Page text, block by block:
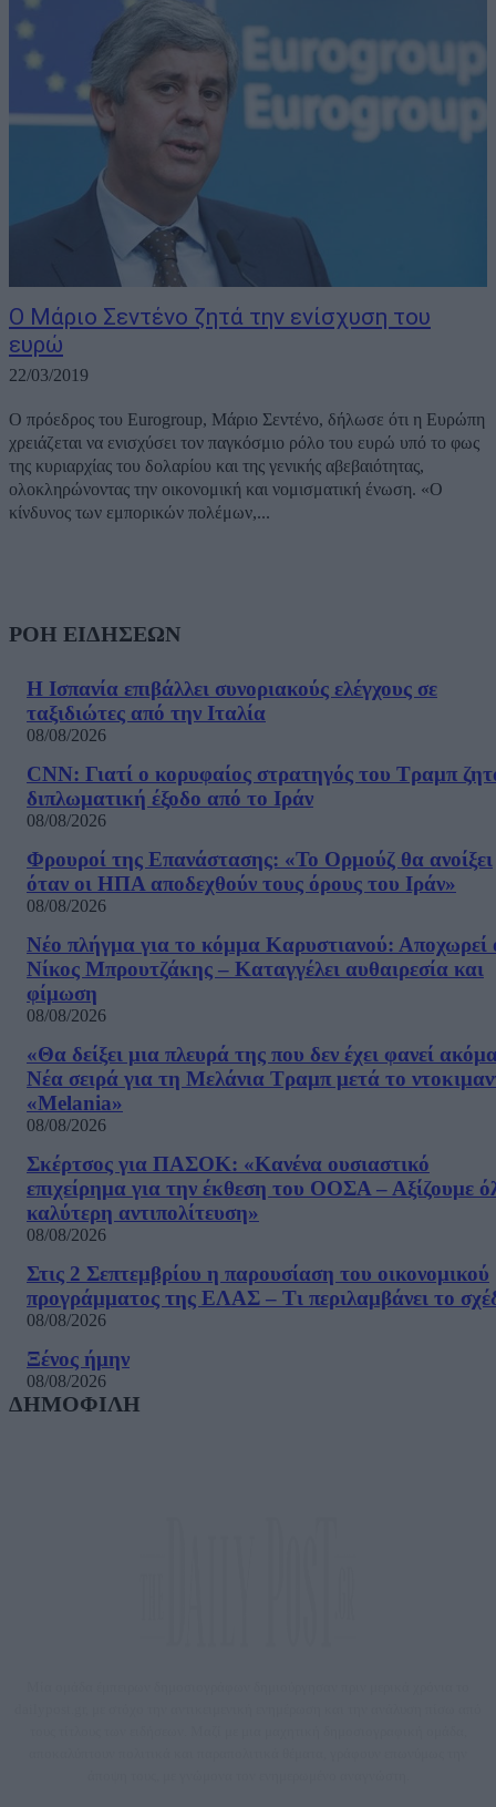
Ο Μάριο Σεντένο ζητά την ενίσχυση του
ευρώ
22/03/2019
O πρόεδρος του Eurogroup, Μάριο Σεντένο, δήλωσε ότι η Ευρώπη
χρειάζεται να ενισχύσει τον παγκόσμιο ρόλο του ευρώ υπό το φως
της κυριαρχίας του δολαρίου και της γενικής αβεβαιότητας,
ολοκληρώνοντας την οικονομική και νομισματική ένωση. «Ο
κίνδυνος των εμπορικών πολέμων,...
ΡΟΗ ΕΙΔΗΣΕΩΝ
Η Ισπανία επιβάλλει συνοριακούς ελέγχους σε
ταξιδιώτες από την Ιταλία
08/08/2026
CNN: Γιατί ο κορυφαίος στρατηγός του Τραμπ
διπλωματική έξοδο από το Ιράν
08/08/2026
Φρουροί της Επανάστασης: «Το Ορμούζ θα ανοίξει
όταν οι ΗΠΑ αποδεχθούν τους όρους του Ιράν»
08/08/2026
Νέο πλήγμα για το κόμμα Καρυστιανού: Αποχωρεί
Νίκος Μπρουτζάκης – Καταγγέλει αυθαιρεσία και
φίμωση
08/08/2026
«Θα δείξει μια πλευρά της που δεν έχει φανεί
Νέα σειρά για τη Μελάνια Τραμπ μετά το
«Melania»
08/08/2026
Σκέρτσος για ΠΑΣΟΚ: «Κανένα ουσιαστικό
επιχείρημα για την έκθεση του ΟΟΣΑ – Αξίζουμε
καλύτερη αντιπολίτευση»
08/08/2026
Στις 2 Σεπτεμβρίου η παρουσίαση του οικονομικού
προγράμματος της ΕΛΑΣ – Τι περιλαμβάνει το
08/08/2026
Ξένος ήμην
08/08/2026
ΔΗΜΟΦΙΛΗ